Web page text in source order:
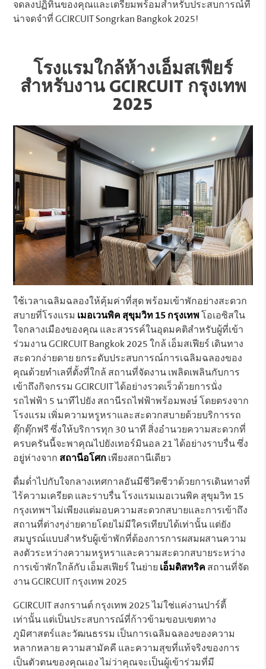
จดลงปฏิทินของคุณและเตรียมพร้อมสำหรับประสบการณ์ที่
น่าจดจำที่ GCIRCUIT Songrkan Bangkok 2025!
โรงแรมใกล้ห้างเอ็มสเฟียร์
สำหรับงาน GCIRCUIT กรุงเทพ
2025
ใช้เวลาเฉลิมฉลองให้คุ้มค่าที่สุด พร้อมเข้าพักอย่างสะดวก
สบายที่โรงแรม เมอเวนพิค สุขุมวิท 15 กรุงเทพ โอเอซิสใน
ใจกลางเมืองของคุณ และสวรรค์ในอุดมคติสำหรับผู้ที่เข้า
ร่วมงาน GCIRCUIT Bangkok 2025 ใกล้ เอ็มสเฟียร์ เดินทาง
สะดวกง่ายดาย ยกระดับประสบการณ์การเฉลิมฉลองของ
คุณด้วยทำเลที่ตั้งที่ใกล้ สถานที่จัดงาน เพลิดเพลินกับการ
เข้าถึงกิจกรรม GCIRCUIT ได้อย่างรวดเร็วด้วยการนั่ง
รถไฟฟ้า 5 นาทีไปยัง สถานีรถไฟฟ้าพร้อมพงษ์ โดยตรงจาก
โรงแรม เพิ่มความหรูหราและสะดวกสบายด้วยบริการรถ
ตุ๊กตุ๊กฟรี ซึ่งให้บริการทุก 30 นาที สิ่งอำนวยความสะดวกที่
ครบครันนี้จะพาคุณไปยังเทอร์มินอล 21 ได้อย่างราบรื่น ซึ่ง
อยู่ห่างจาก สถานีอโศก เพียงสถานีเดียว
ดื่มด่ำไปกับใจกลางเทศกาลอันมีชีวิตชีวาด้วยการเดินทางที่
ไร้ความเครียด และราบรื่น โรงแรมเมอเวนพิค สุขุมวิท 15
กรุงเทพฯ ไม่เพียงแต่มอบความสะดวกสบายและการเข้าถึง
สถานที่ต่างๆง่ายดายโดยไม่มีใครเทียบได้เท่านั้น แต่ยัง
สมบูรณ์แบบสำหรับผู้เข้าพักที่ต้องการการผสมผสานความ
ลงตัวระหว่างความหรูหราและความสะดวกสบายระหว่าง
การเข้าพักใกล้กับ เอ็มสเฟียร์ ในย่าย เอ็มดิสทริค สถานที่จัด
งาน GCIRCUIT กรุงเทพ 2025
GCIRCUIT สงกรานต์ กรุงเทพ 2025 ไม่ใช่แค่งานปาร์ตี้
เท่านั้น แต่เป็นประสบการณ์ที่ก้าวข้ามขอบเขตทาง
ภูมิศาสตร์และวัฒนธรรม เป็นการเฉลิมฉลองของความ
หลากหลาย ความสามัคคี และความสุขที่แท้จริงของการ
เป็นตัวตนของคุณเอง ไม่ว่าคุณจะเป็นผู้เข้าร่วมที่มี